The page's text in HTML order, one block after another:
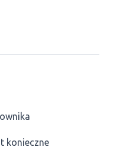
konieczne